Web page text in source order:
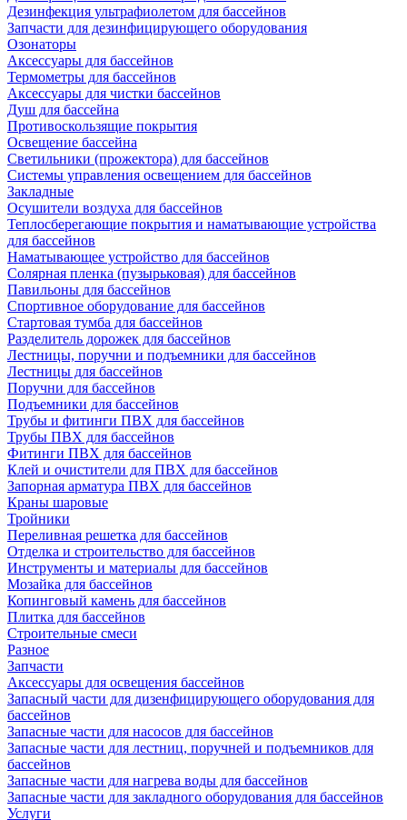
Дезинфекция ультрафиолетом для бассейнов
Запчасти для дезинфицирующего оборудования
Озонаторы
Аксессуары для бассейнов
Термометры для бассейнов
Аксессуары для чистки бассейнов
Душ для бассейна
Противоскользящие покрытия
Освещение бассейна
Светильники (прожектора) для бассейнов
Системы управления освещением для бассейнов
Закладные
Осушители воздуха для бассейнов
Теплосберегающие покрытия и наматывающие устройства
для бассейнов
Наматывающее устройство для бассейнов
Солярная пленка (пузырьковая) для бассейнов
Павильоны для бассейнов
Спортивное оборудование для бассейнов
Стартовая тумба для бассейнов
Разделитель дорожек для бассейнов
Лестницы, поручни и подъемники для бассейнов
Лестницы для бассейнов
Поручни для бассейнов
Подъемники для бассейнов
Трубы и фитинги ПВХ для бассейнов
Трубы ПВХ для бассейнов
Фитинги ПВХ для бассейнов
Клей и очистители для ПВХ для бассейнов
Запорная арматура ПВХ для бассейнов
Краны шаровые
Тройники
Переливная решетка для бассейнов
Отделка и строительство для бассейнов
Инструменты и материалы для бассейнов
Мозайка для бассейнов
Копинговый камень для бассейнов
Плитка для бассейнов
Строительные смеси
Разное
Запчасти
Аксессуары для освещения бассейнов
Запасный части для дизенфицирующего оборудования для
бассейнов
Запасные части для насосов для бассейнов
Запасные части для лестниц, поручней и подъемников для
бассейнов
Запасные части для нагрева воды для бассейнов
Запасные части для закладного оборудования для бассейнов
Услуги